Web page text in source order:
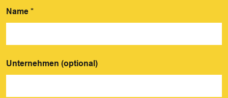
Name *
Unternehmen (optional)